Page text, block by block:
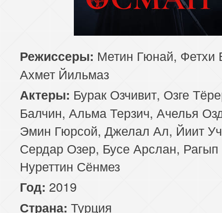
82 серия
83 серия
Режиссеры: Метин Гюнай, Фетхи
Ахмет Йильмаз
Актеры: Бурак Озчивит, Озге
Балчин, Альма Терзич, Ачелья
Эмин Гюрсой, Джелал Ал, Йиит
Сердар Озер, Бусе Арслан,
Нуреттин Сёнмез
Год: 2019
Страна: Турция